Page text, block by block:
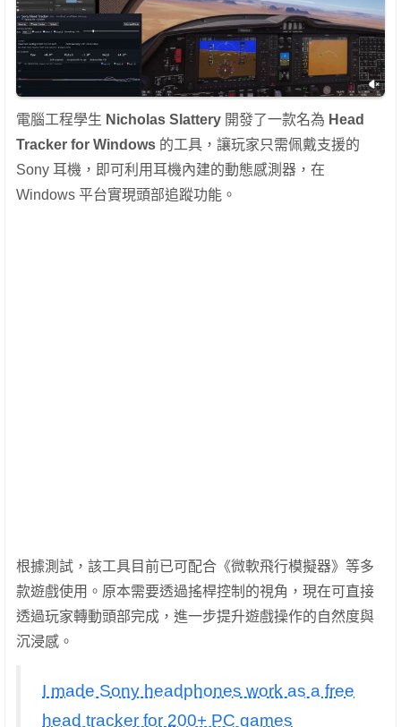
電腦工程學生 Nicholas Slattery 開發了一款名為 Head
Tracker for Windows 的工具，讓玩家只需佩戴支援的
Sony 耳機，即可利用耳機內建的動態感測器，在
Windows 平台實現頭部追蹤功能。
根據測試，該工具目前已可配合《微軟飛行模擬器》等多
款遊戲使用。原本需要透過搖桿控制的視角，現在可直接
透過玩家轉動頭部完成，進一步提升遊戲操作的自然度與
沉浸感。
I made Sony headphones work as a free
head tracker for 200+ PC games